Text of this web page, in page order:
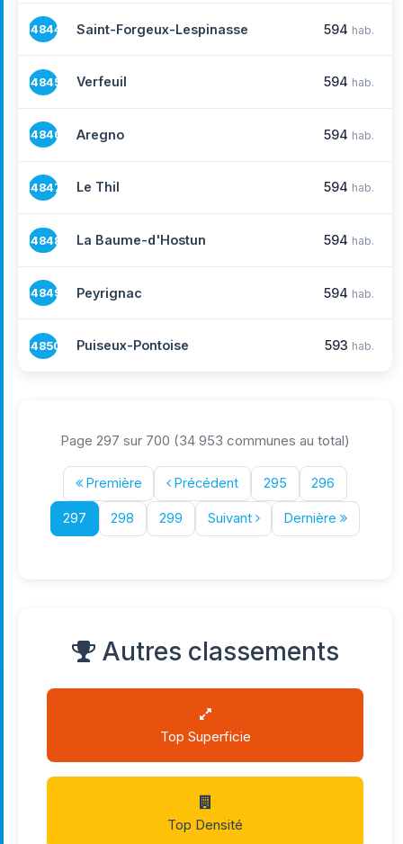
14844 Saint-Forgeux-Lespinasse 594 hab.
14845 Verfeuil 594 hab.
14846 Aregno 594 hab.
14847 Le Thil 594 hab.
14848 La Baume-d'Hostun 594 hab.
14849 Peyrignac 594 hab.
14850 Puiseux-Pontoise 593 hab.
Page 297 sur 700 (34 953 communes au total)
Première Précédent 295 296
297 298 299 Suivant Dernière
Autres classements
Top Superficie
Top Densité